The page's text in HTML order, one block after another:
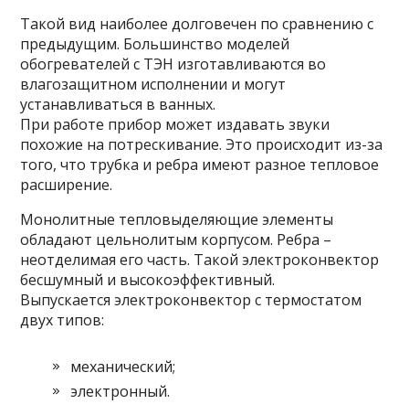
Такой вид наиболее долговечен по сравнению с
предыдущим. Большинство моделей
обогревателей с ТЭН изготавливаются во
влагозащитном исполнении и могут
устанавливаться в ванных.
При работе прибор может издавать звуки
похожие на потрескивание. Это происходит из-за
того, что трубка и ребра имеют разное тепловое
расширение.
Монолитные тепловыделяющие элементы
обладают цельнолитым корпусом. Ребра –
неотделимая его часть. Такой электроконвектор
бесшумный и высокоэффективный.
Выпускается электроконвектор с термостатом
двух типов:
механический;
электронный.